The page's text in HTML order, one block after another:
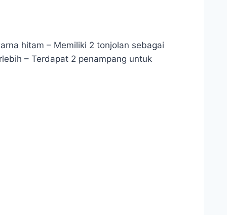
hitam – Memiliki 2 tonjolan sebagai
– Terdapat 2 penampang untuk